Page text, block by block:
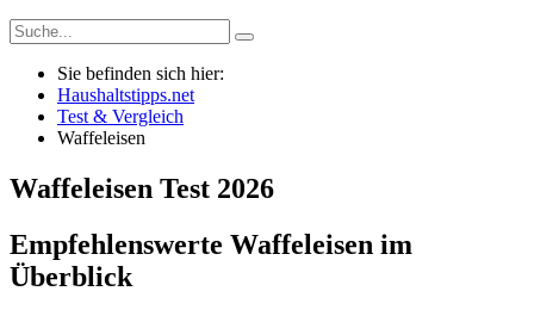
Sie befinden sich hier:
Haushaltstipps.net
Test & Vergleich
Waffeleisen
Waffeleisen Test 2026
Empfehlenswerte Waffeleisen im
Überblick